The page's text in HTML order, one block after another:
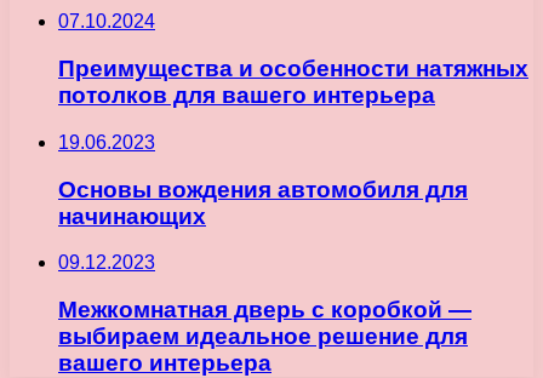
07.10.2024
Преимущества и особенности натяжных
потолков для вашего интерьера
19.06.2023
Основы вождения автомобиля для
начинающих
09.12.2023
Межкомнатная дверь с коробкой —
выбираем идеальное решение для
вашего интерьера